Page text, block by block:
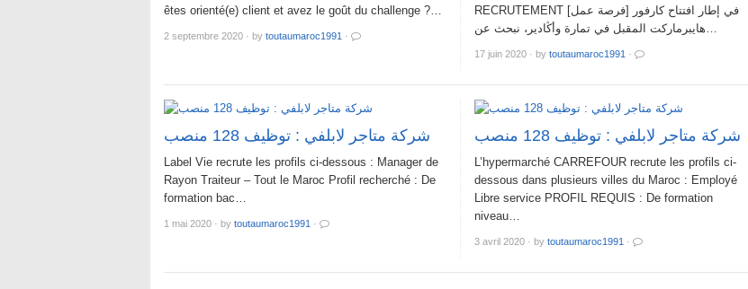
êtes orienté(e) client et avez le goût du challenge ?…
2 septembre 2020 · by toutaumaroc1991 ·
RECRUTEMENT [فرصة عمل] في إطار افتتاح كارفور
هايبرماركت المقبل في تمارة وأڭادير، نبحث عن…
17 juin 2020 · by toutaumaroc1991 ·
شركة متاجر لابلفي : توظيف 128 منصب
Label Vie recrute les profils ci-dessous : Manager de
Rayon Traiteur – Tout le Maroc Profil recherché : De
formation bac…
1 mai 2020 · by toutaumaroc1991 ·
شركة متاجر لابلفي : توظيف 128 منصب
L’hypermarché CARREFOUR recrute les profils ci-
dessous dans plusieurs villes du Maroc : Employé
Libre service PROFIL REQUIS : De formation
niveau…
3 avril 2020 · by toutaumaroc1991 ·